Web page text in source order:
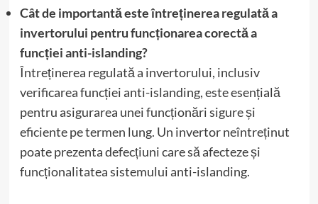
Cât de importantă este întreținerea regulată a
invertorului pentru funcționarea corectă a
funcției anti-islanding?
Întreținerea regulată a invertorului, inclusiv
verificarea funcției anti-islanding, este esențială
pentru asigurarea unei funcționări sigure și
eficiente pe termen lung. Un invertor neîntreținut
poate prezenta defecțiuni care să afecteze și
funcționalitatea sistemului anti-islanding.